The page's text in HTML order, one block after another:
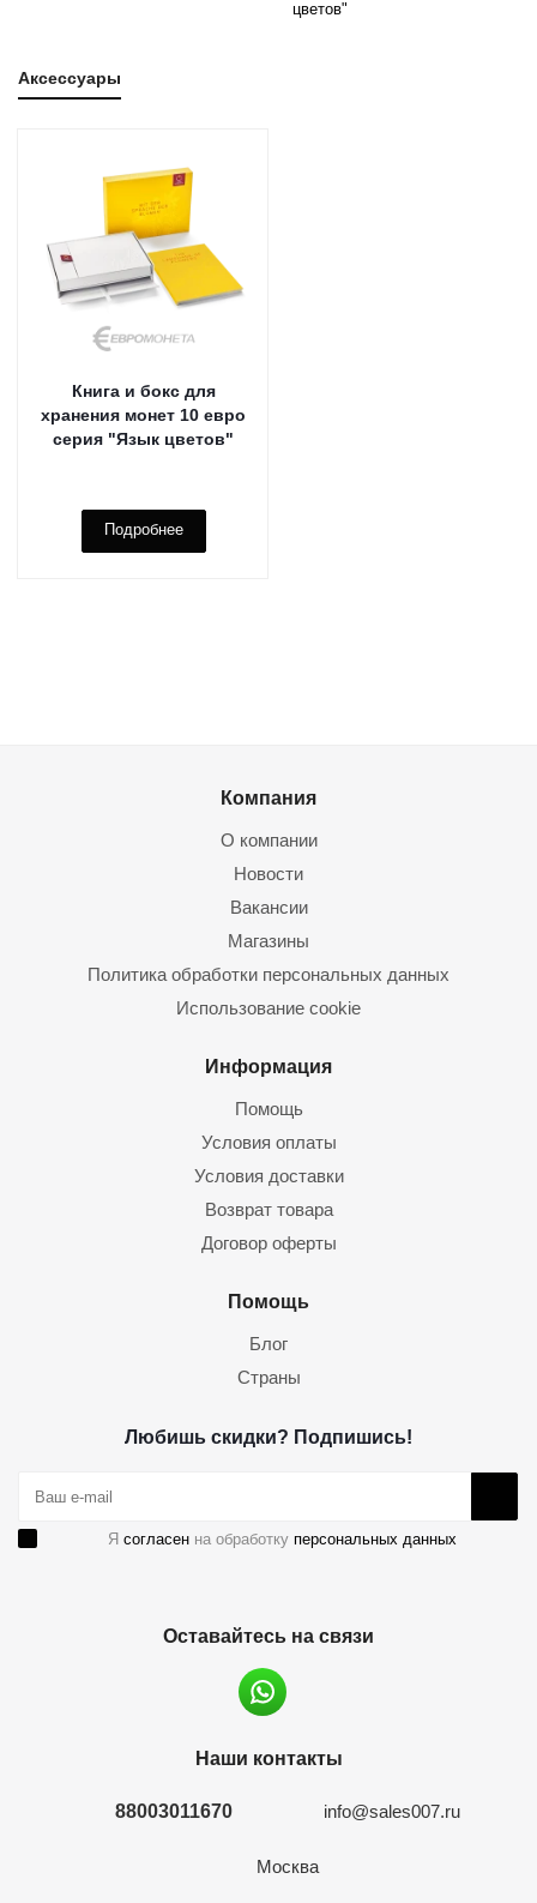
цветов"
Аксессуары
Книга и бокс для
хранения монет 10 евро
серия "Язык цветов"
Подробнее
Компания
О компании
Новости
Вакансии
Магазины
Политика обработки персональных данных
Использование cookie
Информация
Помощь
Условия оплаты
Условия доставки
Возврат товара
Договор оферты
Помощь
Блог
Страны
Любишь скидки? Подпишись!
Я согласен на обработку персональных данных
Оставайтесь на связи
Наши контакты
88003011670 info@sales007.ru
Москва